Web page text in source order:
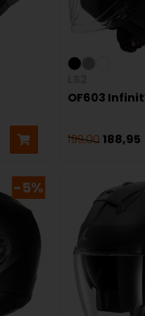
OF603
199,00 188,95
-5%